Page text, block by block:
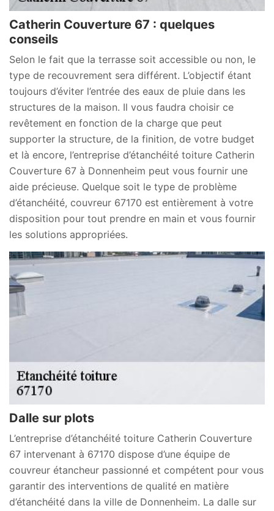
Catherin Couverture 67 : quelques
conseils
Selon le fait que la terrasse soit accessible ou non, le
type de recouvrement sera différent. L’objectif étant
toujours d’éviter l’entrée des eaux de pluie dans les
structures de la maison. Il vous faudra choisir ce
revêtement en fonction de la charge que peut
supporter la structure, de la finition, de votre budget
et là encore, l’entreprise d’étanchéité toiture Catherin
Couverture 67 à Donnenheim peut vous fournir une
aide précieuse. Quelque soit le type de problème
d’étanchéité, couvreur 67170 est entièrement à votre
disposition pour tout prendre en main et vous fournir
les solutions appropriées.
Dalle sur plots
L’entreprise d’étanchéité toiture Catherin Couverture
67 intervenant à 67170 dispose d’une équipe de
couvreur étancheur passionné et compétent pour vous
garantir des interventions de qualité en matière
d’étanchéité dans la ville de Donnenheim. La dalle sur